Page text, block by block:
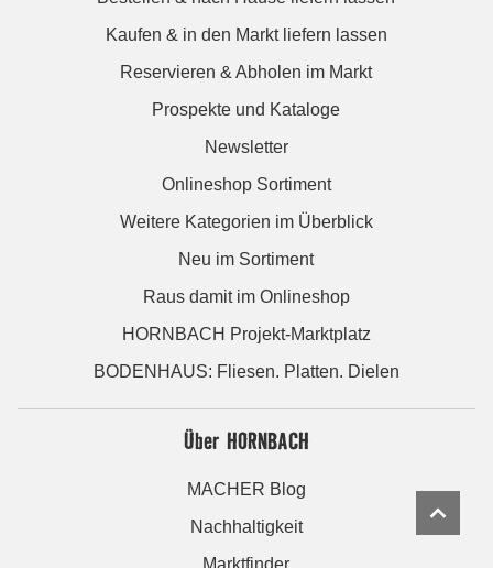
Kaufen & in den Markt liefern lassen
Reservieren & Abholen im Markt
Prospekte und Kataloge
Newsletter
Onlineshop Sortiment
Weitere Kategorien im Überblick
Neu im Sortiment
Raus damit im Onlineshop
HORNBACH Projekt-Marktplatz
BODENHAUS: Fliesen. Platten. Dielen
Über HORNBACH
MACHER Blog
Nachhaltigkeit
Marktfinder